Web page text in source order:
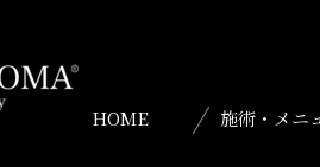
HOME 施術・メニ